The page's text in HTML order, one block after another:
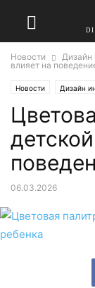
Новости Дизайн
влияет на
Новости Дизайн
06.03.2026